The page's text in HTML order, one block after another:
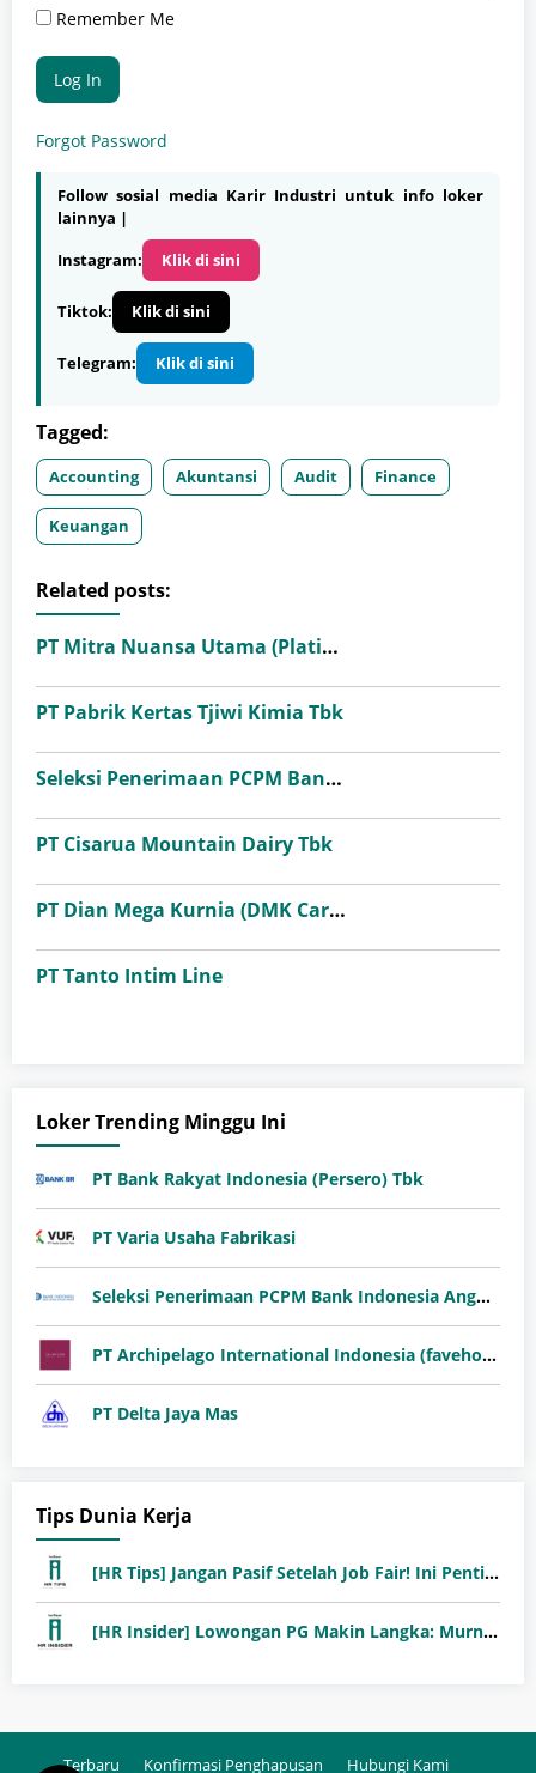
Remember Me
Forgot Password
Follow sosial media Karir Industri untuk info loker
lainnya |
Instagram:
Klik di sini
Tiktok: Klik di sini
Telegram: Klik di sini
Tagged:
Accounting Akuntansi Audit Finance
Keuangan
Related posts:
PT Mitra Nuansa Utama (Platinum Ceramics Group)
PT Pabrik Kertas Tjiwi Kimia Tbk
Seleksi Penerimaan PCPM Bank Indonesia Angkatan 41
PT Cisarua Mountain Dairy Tbk
PT Dian Mega Kurnia (DMK Cargo)
PT Tanto Intim Line
Loker Trending Minggu Ini
PT Bank Rakyat Indonesia (Persero) Tbk
PT Varia Usaha Fabrikasi
Seleksi Penerimaan PCPM Bank Indonesia Angkatan 41
PT Archipelago International Indonesia (favehotels)
PT Delta Jaya Mas
Tips Dunia Kerja
[HR Tips] Jangan Pasif Setelah Job Fair! Ini Pentingnya Follow-Up Setelah Job Fair
[HR Insider] Lowongan PG Makin Langka: Murni Seleksi atau Jalur Orang Dalam?
Terbaru Konfirmasi Penghapusan Hubungi Kami